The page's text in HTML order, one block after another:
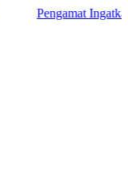
Pengamat Ingatkan